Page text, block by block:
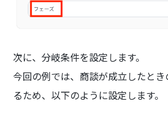
次に、分岐条件を設定します。
今回の例では、商談が成立したと
るため、以下のように設定します。